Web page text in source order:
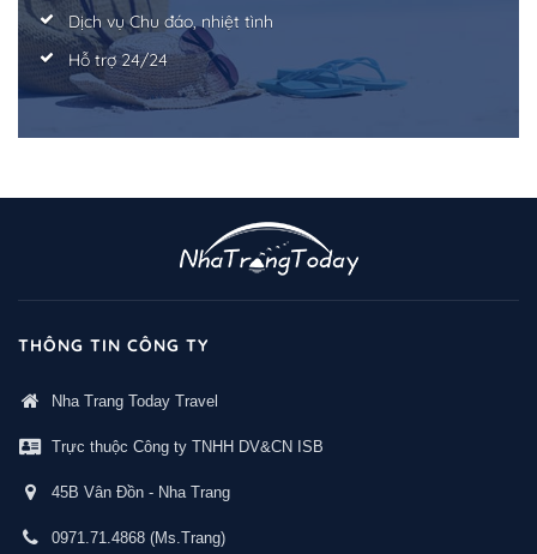
Dịch vụ Chu đáo, nhiệt tình
Hỗ trợ 24/24
THÔNG TIN CÔNG TY
Nha Trang Today Travel
Trực thuộc Công ty TNHH DV&CN ISB
45B Vân Đồn - Nha Trang
0971.71.4868 (Ms.Trang)